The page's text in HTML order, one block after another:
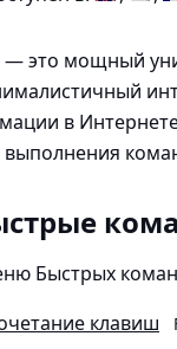
это мощный
в
выполнения
Быстрых
клавиш